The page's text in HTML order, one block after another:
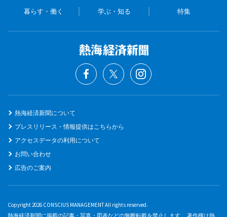
暮らす・働く 学ぶ・知る 特集
熱海経済新聞について
プレスリリース・情報提供はこちらから
アクセスデータの利用について
お問い合わせ
広告のご案内
Copyright 2026 CONSCIUS MANAGEMENT All rights reserved.